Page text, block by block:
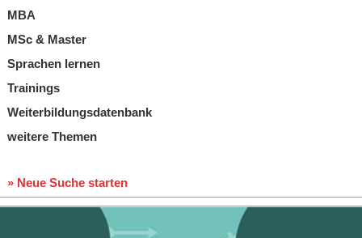
MBA
MSc & Master
Sprachen lernen
Trainings
Weiterbildungsdatenbank
weitere Themen
» Neue Suche starten